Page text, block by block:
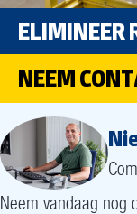
ELIMINEER
NEEM
Neem vandaag nog